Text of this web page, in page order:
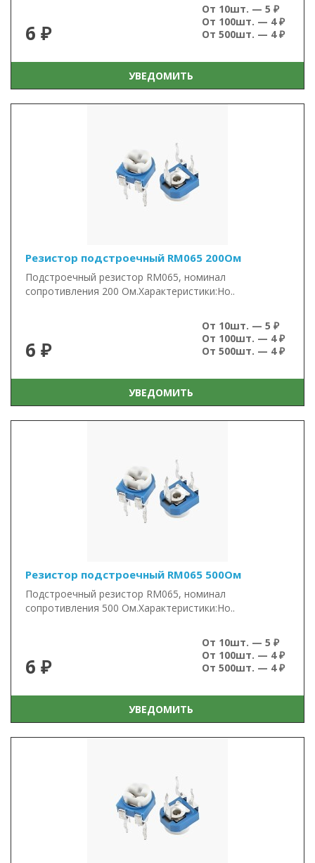
6 ₽
От 10шт. — 5 ₽
От 100шт. — 4 ₽
От 500шт. — 4 ₽
УВЕДОМИТЬ
Резистор подстроечный RM065 200Ом
Подстроечный резистор RM065, номинал
сопротивления 200 Ом.Характеристики:Но..
6 ₽
От 10шт. — 5 ₽
От 100шт. — 4 ₽
От 500шт. — 4 ₽
УВЕДОМИТЬ
Резистор подстроечный RM065 500Ом
Подстроечный резистор RM065, номинал
сопротивления 500 Ом.Характеристики:Но..
6 ₽
От 10шт. — 5 ₽
От 100шт. — 4 ₽
От 500шт. — 4 ₽
УВЕДОМИТЬ